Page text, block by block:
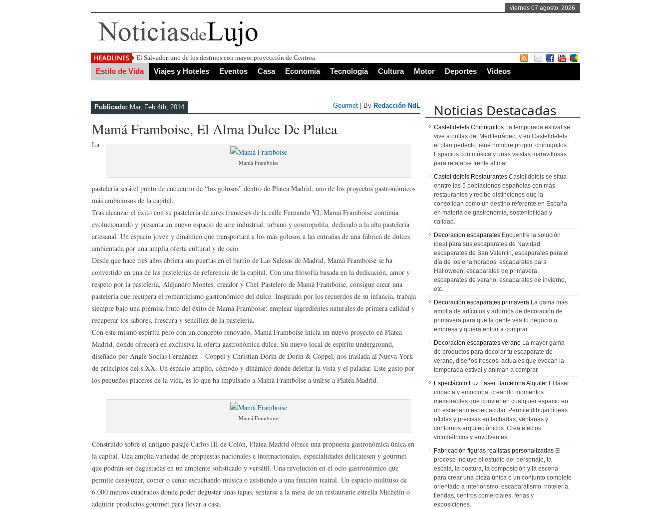
viernes 07 agosto, 2026
El Salvador, uno de los destinos con mayor proyección de Centroamérica
Estilo de Vida Viajes y Hoteles Eventos Casa Economia Tecnología Cultura Motor Deportes Videos
Publicado: Mar, Feb 4th, 2014 Gourmet | By Redacción NdL
Mamá Framboise, El Alma Dulce De Platea
Mamá Framboise
La
pastelería será el punto de encuentro de “los golosos” dentro de Platea Madrid, uno de los proyectos gastronómicos
más ambiciosos de la capital.
Tras alcanzar el éxito con su pastelería de aires franceses de la calle Fernando VI, Mamá Framboise continúa
evolucionando y presenta un nuevo espacio de aire industrial, urbano y cosmopolita, dedicado a la alta pastelería
artesanal. Un espacio joven y dinámico que transportará a los más golosos a las entrañas de una fábrica de dulces
ambientada por una amplia oferta cultural y de ocio.
Desde que hace tres años abriera sus puertas en el barrio de Las Salesas de Madrid, Mamá Framboise se ha
convertido en una de las pastelerías de referencia de la capital. Con una filosofía basada en la dedicación, amor y
respeto por la pastelería, Alejandro Montes, creador y Chef Pastelero de Mamá Framboise, consigue crear una
pastelería que recupera el romanticismo gastronómico del dulce. Inspirado por los recuerdos de su infancia, trabaja
siempre bajo una premisa fruto del éxito de Mamá Framboise: emplear ingredientes naturales de primera calidad y
recuperar los sabores, frescura y sencillez de la pastelería.
Con este mismo espíritu pero con un concepto renovado, Mamá Framboise inicia un nuevo proyecto en Platea
Madrid, donde ofrecerá en exclusiva la oferta gastronómica dulce. Su nuevo local de espíritu underground,
diseñado por Angie Socías Fernández – Coppel y Christian Dorin de Dorin & Coppel, nos traslada al Nueva York
de principios del s.XX. Un espacio amplio, cómodo y dinámico donde deleitar la vista y el paladar. Este gusto por
los pequeños placeres de la vida, es lo que ha impulsado a Mamá Framboise a unirse a Platea Madrid.
Mamá Framboise
Construido sobre el antiguo pasaje Carlos III de Colón, Platea Madrid ofrece una propuesta gastronómica única en
la capital. Una amplia variedad de propuestas nacionales e internacionales, especialidades delicatesen y gourmet
que podrán ser degustadas en un ambiente sofisticado y versátil. Una revolución en el ocio gastronómico que
permite desayunar, comer o cenar escuchando música o asistiendo a una función teatral. Un espacio multiuso de
6.000 metros cuadrados donde poder degustar unas tapas, sentarse a la mesa de un restaurante estrella Michelín o
adquirir productos gourmet para llevar a casa.
Noticias Destacadas
Castelldefels Chiringuitos La temporada estival se
vive a orillas del Mediterráneo, y en Castelldefels,
el plan perfecto tiene nombre propio: chiringuitos.
Espacios con música y unas vsistas maravillosas
para relajarse frente al mar.
Castelldefels Restaurantes Castelldefels se situa
enntre las 5 poblaciones españolas con más
restaurantes y recibe distinciones que la
consolidan como un destino referente en España
en materia de gastronomía, sostenibilidad y
calidad.
Decoracion escaparates Encuentre la solución
ideal para sus escaparates de Navidad,
escaparates de San Valentín, escaparates para el
día de los enamorados, escaparates para
Halloween, escaparates de primavera,
escaparates de verano, escaparates de invierno,
etc.
Decoración escaparates primavera La gama más
amplia de artículos y adornos de decoración de
primavera para que la gente vea tu negocio o
empresa y quiera entrar a comprar.
Decoración escaparates verano La mayor gama
de productos para decorar tu escaparate de
verano, diseños frescos, actuales que evocan la
temporada estival y animan a comprar.
Espectáculo Luz Laser Barcelona Alquiler El láser
impacta y emociona, creando momentos
memorables que convierten cualquier espacio en
un escenario espectacular. Permite dibujar líneas
nítidas y precisas en fachadas, ventanas y
contornos arquitectónicos. Crea efectos
volumétricos y envolventes
Fabricación figuras realistas personalizadas El
proceso incluye el estudio del personaje, la
escala, la postura, la composición y la escena
para crear una pieza única o un conjunto completo
orientado a interiorismo, escaparatismo, hotelería,
tiendas, centros comerciales, ferias y
exposiciones.